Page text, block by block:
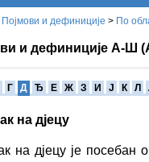
Појмови и дефиниције > По
и дефиниције А-Ш
Г Д Ђ Е Ж З И Ј К Л
на дјецу
на дјецу је посебан